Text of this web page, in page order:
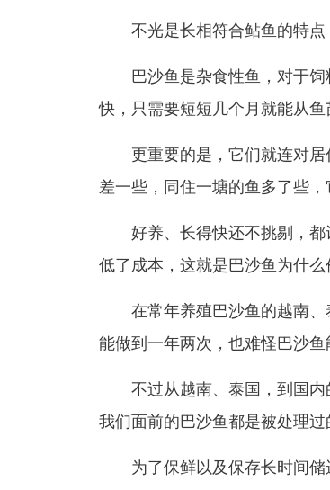
不光是长相符合鲇鱼的特点
巴沙鱼是杂食性鱼，对于饲
快，只需要短短几个月就能从鱼
更重要的是，它们就连对居
差一些，同住一塘的鱼多了些
好养、长得快还不挑剔，都
低了成本，这就是巴沙鱼为什
在常年养殖巴沙鱼的越南、
能做到一年两次，也难怪巴沙鱼
不过从越南、泰国，到国内
我们面前的巴沙鱼都是被处理过
为了保鲜以及保存长时间储